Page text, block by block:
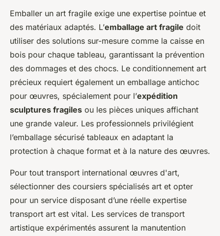
Emballer un art fragile exige une expertise pointue et
des matériaux adaptés. L’emballage art fragile doit
utiliser des solutions sur-mesure comme la caisse en
bois pour chaque tableau, garantissant la prévention
des dommages et des chocs. Le conditionnement art
précieux requiert également un emballage antichoc
pour œuvres, spécialement pour l’expédition
sculptures fragiles ou les pièces uniques affichant
une grande valeur. Les professionnels privilégient
l’emballage sécurisé tableaux en adaptant la
protection à chaque format et à la nature des œuvres.
Pour tout transport international œuvres d'art,
sélectionner des coursiers spécialisés art et opter
pour un service disposant d’une réelle expertise
transport art est vital. Les services de transport
artistique expérimentés assurent la manutention